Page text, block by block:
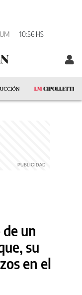
10:56 HS
un
su
en el